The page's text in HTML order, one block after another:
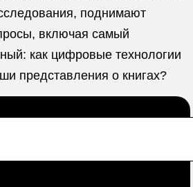
поднимают
включая самый
как цифровые технологии
представления о книгах?